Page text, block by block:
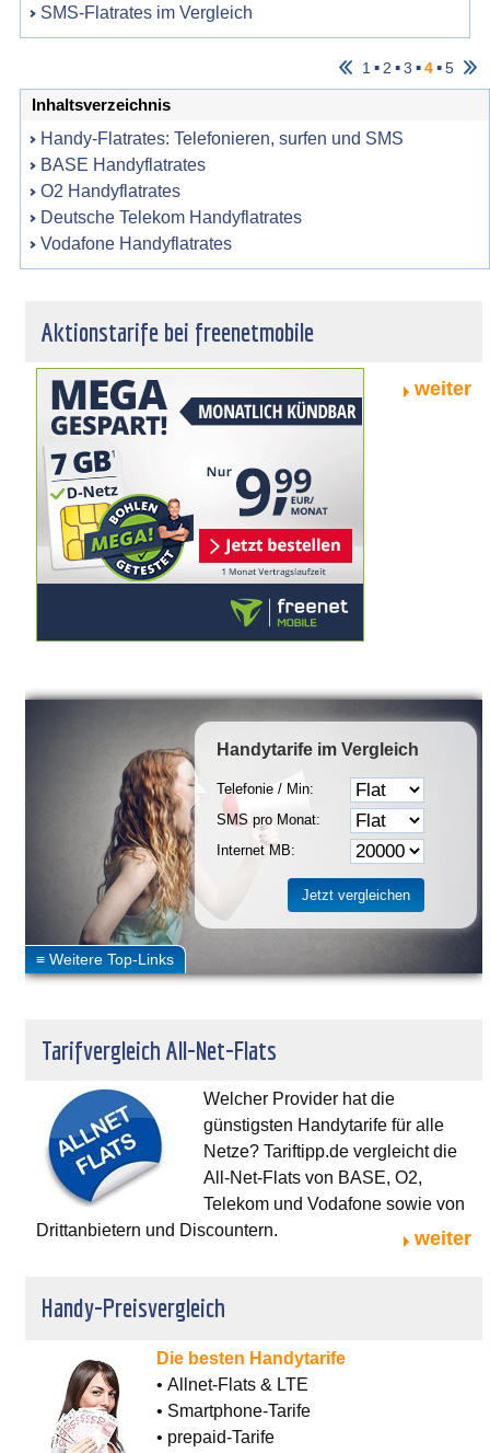
SMS-Flatrates im Vergleich
1 ▪ 2 ▪3 ▪4▪5
Inhaltsverzeichnis
Handy-Flatrates: Telefonieren, surfen und SMS
BASE Handyflatrates
O2 Handyflatrates
Deutsche Telekom Handyflatrates
Vodafone Handyflatrates
Aktionstarife bei freenetmobile
weiter
Handytarife im Vergleich
Telefonie / Min:
SMS pro Monat:
Internet MB:
Tarifvergleich All-Net-Flats
Welcher Provider hat die
günstigsten Handytarife für alle
Netze? Tariftipp.de vergleicht die
All-Net-Flats von BASE, O2,
Telekom und Vodafone sowie von
Drittanbietern und Discountern.
weiter
Handy-Preisvergleich
Die besten Handytarife
• Allnet-Flats & LTE
• Smartphone-Tarife
• prepaid-Tarife